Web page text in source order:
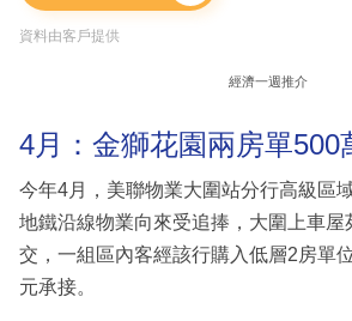
資料由客戶提供
經濟一週推介
4月：金獅花園兩房單500
今年4月，美聯物業大圍站分行高級區
地鐵沿線物業向來受追捧，大圍上車屋
交，一組區內客經該行購入低層2房單
元承接。